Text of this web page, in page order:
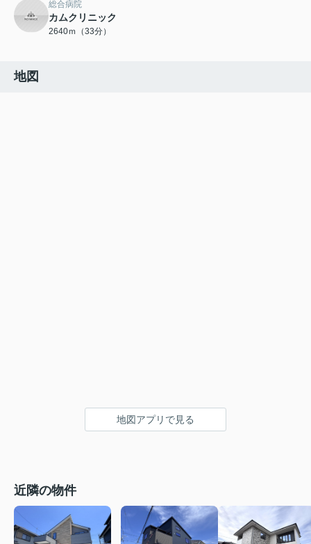
総合病院
カムクリニック
2640ｍ（33分）
地図
地図アプリで見る
近隣の物件